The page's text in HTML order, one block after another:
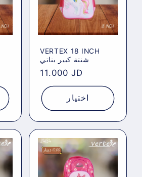
VERTEX 18 INCH
شنتة كبير بناتي
Regular
price
11.000 JD
اختيار